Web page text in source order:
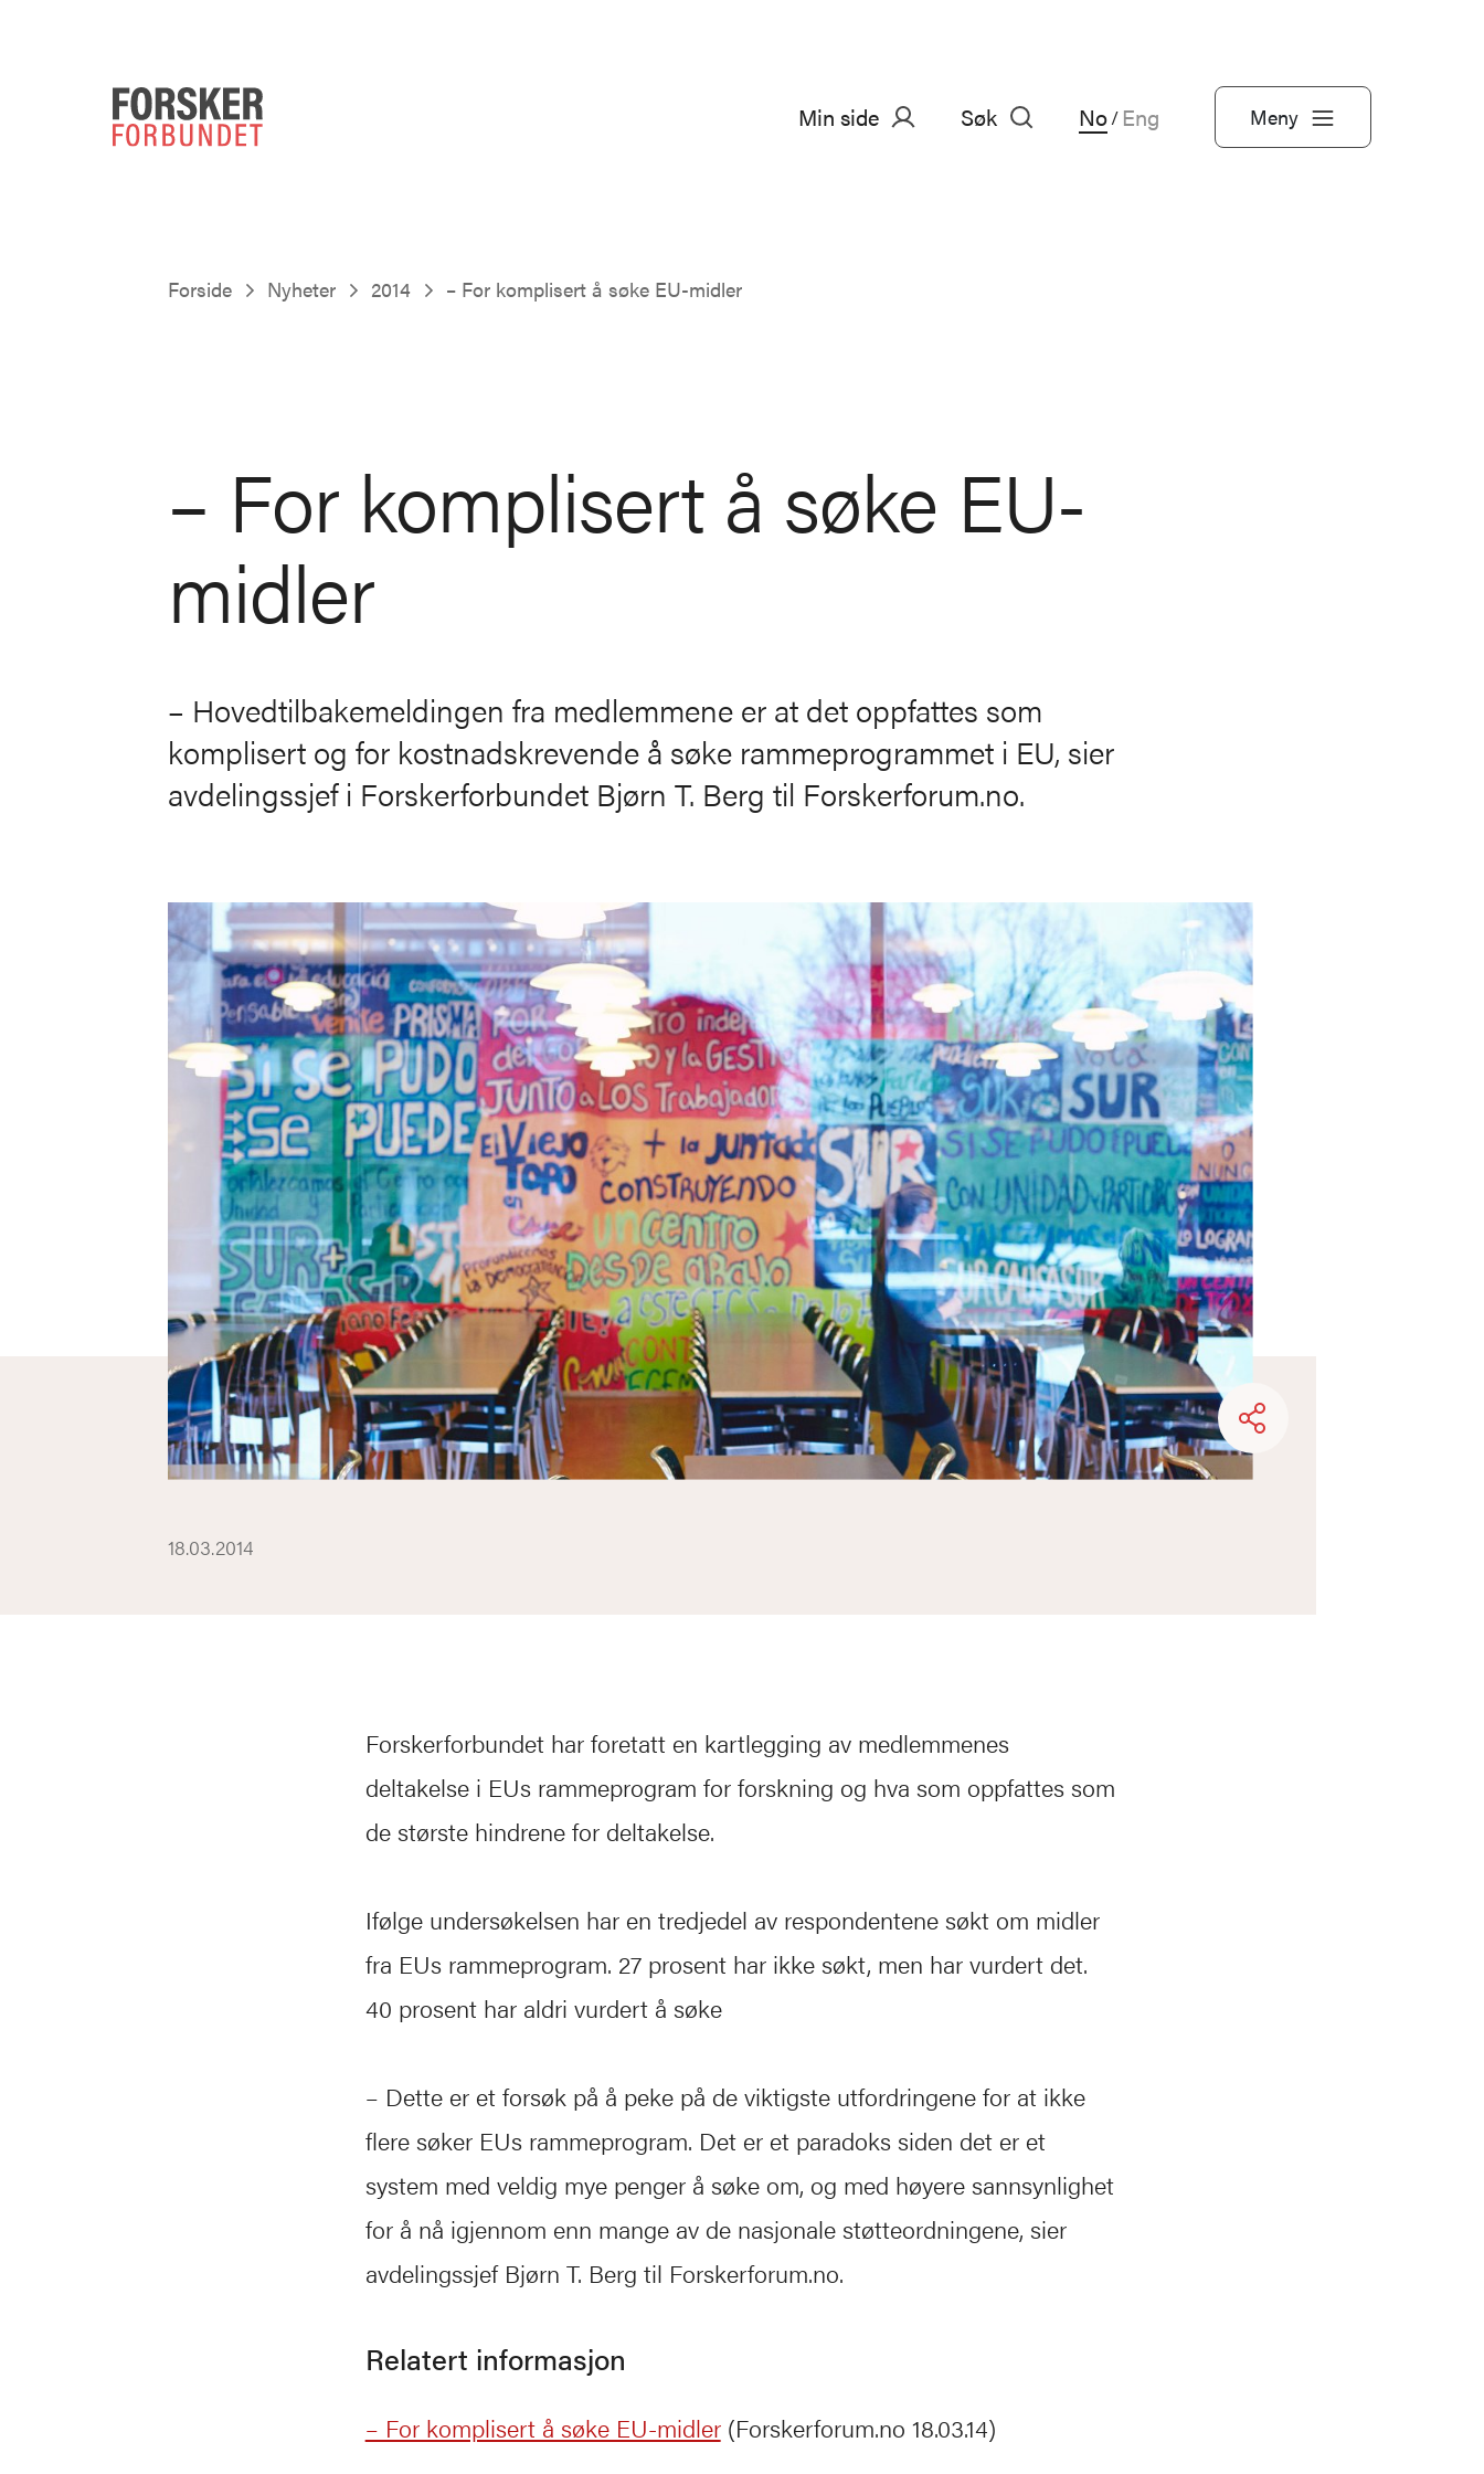
Min side Søk No/ Eng Meny
Forside Nyheter 2014 – For komplisert å søke EU-midler
– For komplisert å søke EU-
midler
– Hovedtilbakemeldingen fra medlemmene er at det oppfattes som
komplisert og for kostnadskrevende å søke rammeprogrammet i EU, sier
avdelingssjef i Forskerforbundet Bjørn T. Berg til Forskerforum.no.
18.03.2014
Forskerforbundet har foretatt en kartlegging av medlemmenes
deltakelse i EUs rammeprogram for forskning og hva som oppfattes som
de største hindrene for deltakelse.
Ifølge undersøkelsen har en tredjedel av respondentene søkt om midler
fra EUs rammeprogram. 27 prosent har ikke søkt, men har vurdert det.
40 prosent har aldri vurdert å søke
– Dette er et forsøk på å peke på de viktigste utfordringene for at ikke
flere søker EUs rammeprogram. Det er et paradoks siden det er et
system med veldig mye penger å søke om, og med høyere sannsynlighet
for å nå igjennom enn mange av de nasjonale støtteordningene, sier
avdelingssjef Bjørn T. Berg til Forskerforum.no.
Relatert informasjon
– For komplisert å søke EU-midler(Forskerforum.no 18.03.14)